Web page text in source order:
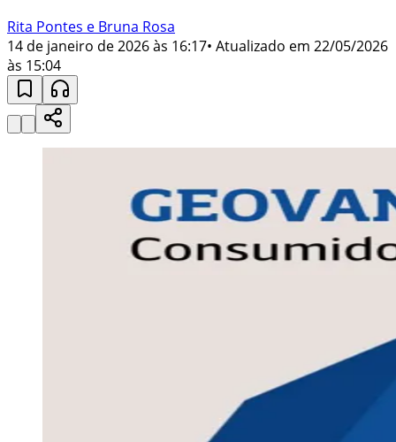
Rita Pontes e Bruna Rosa
14 de janeiro de 2026 às 16:17• Atualizado em 22/05/2026
às 15:04